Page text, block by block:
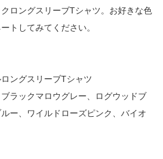
ロングスリーブTシャツ。お好きな色
トしてみてください。
ングスリーブTシャツ
ラックマロウグレー、ログウッドブ
ー、ワイルドローズピンク、バイオ